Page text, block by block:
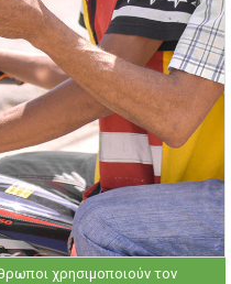
χρησιμοποιούν τον